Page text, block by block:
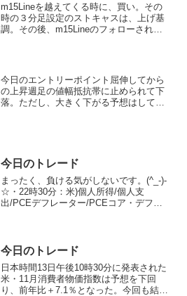
m15Lineを越えてくる時に、買い。その
時の３分足設定のストキャスは、上げ基
調。その後、m15Lineのフォローされて
m15...
今日のエントリーポイント屈伸してから
の上昇週足の値幅抵抗帯に止められて下
落。ただし、大きく下がる予想はしてい
今日のトレード
まったく、負ける気がしないです。(^_-)-
☆・22時30分：米)個人所得/個人支
出/PCEデフレーター/PCEコア・デフレ
今日のトレード
日本時間13日午後10時30分に発表された
米・11月消費者物価指数は予想を下回
り、前年比＋7.1％となった。今回も結